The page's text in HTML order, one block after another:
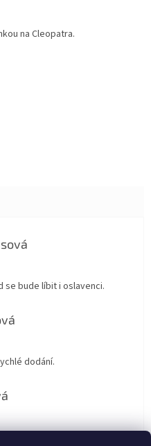
na Cleopatra.
5 z 5 hvězdiček.
se bude líbit i oslavenci.
5 z 5 hvězdiček.
dodání.
5 z 5 hvězdiček.